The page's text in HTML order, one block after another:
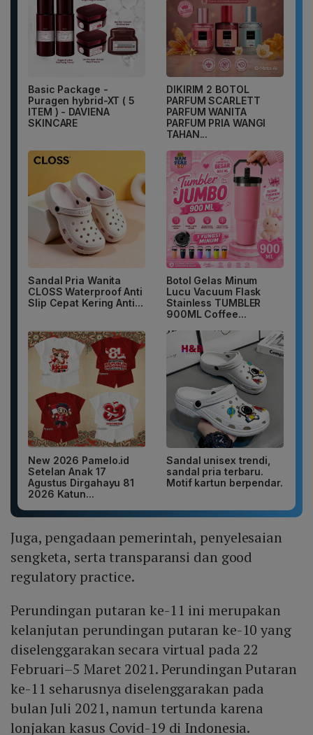
Basic Package -
Puragen hybrid-XT ( 5
ITEM ) - DAVIENA
SKINCARE
DIKIRIM 2 BOTOL
PARFUM SCARLETT
PARFUM WANITA
PARFUM PRIA WANGI
TAHAN...
Sandal Pria Wanita
CLOSS Waterproof Anti
Slip Cepat Kering Anti...
Botol Gelas Minum
Lucu Vacuum Flask
Stainless TUMBLER
900ML Coffee...
New 2026 Pamelo.id
Setelan Anak 17
Agustus Dirgahayu 81
2026 Katun...
Sandal unisex trendi,
sandal pria terbaru.
Motif kartun berpendar.
Juga, pengadaan pemerintah, penyelesaian
sengketa, serta transparansi dan good
regulatory practice.
Perundingan putaran ke-11 ini merupakan
kelanjutan perundingan putaran ke-10 yang
diselenggarakan secara virtual pada 22
Februari–5 Maret 2021. Perundingan Putaran
ke-11 seharusnya diselenggarakan pada
bulan Juli 2021, namun tertunda karena
lonjakan kasus Covid-19 di Indonesia.